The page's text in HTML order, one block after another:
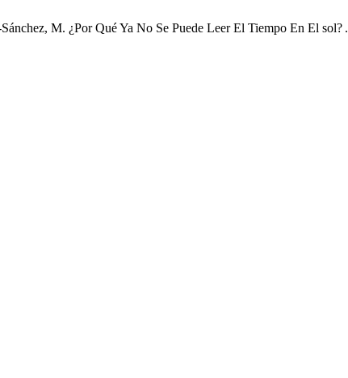
M. ¿Por Qué Ya No Se Puede Leer El Tiempo En El sol? .